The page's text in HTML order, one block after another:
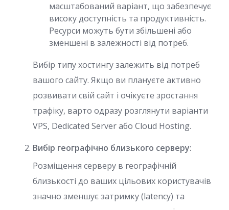
масштабований варіант, що забезпечує
високу доступність та продуктивність.
Ресурси можуть бути збільшені або
зменшені в залежності від потреб.
Вибір типу хостингу залежить від потреб
вашого сайту. Якщо ви плануєте активно
розвивати свій сайт і очікуєте зростання
трафіку, варто одразу розглянути варіанти
VPS, Dedicated Server або Cloud Hosting.
Вибір географічно близького серверу:
Розміщення серверу в географічній
близькості до ваших цільових користувачів
значно зменшує затримку (latency) та